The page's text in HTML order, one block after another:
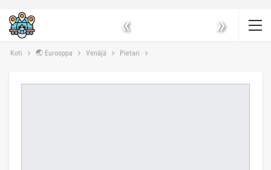
« »
Koti 🌏 Eurooppa Venäjä Pietari